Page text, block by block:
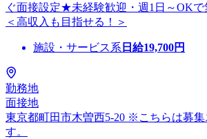
ぐ面接設定★未経験歓迎・週1日～OKで
＜高収入も目指せる！＞
施設・サービス系 日給19,700円
勤務地
面接地
東京都町田市木曽西5-20 ※こちらは募集
す。